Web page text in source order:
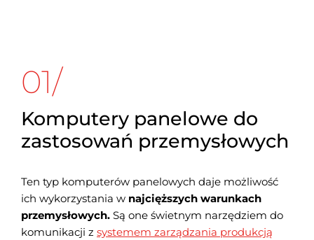
01/
Komputery panelowe do
zastosowań przemysłowych
Ten typ komputerów panelowych daje możliwość
ich wykorzystania w najcięższych warunkach
przemysłowych. Są one świetnym narzędziem do
komunikacji z systemem zarządzania produkcją